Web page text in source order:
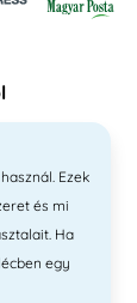
Ezek
és mi
Ha
egy